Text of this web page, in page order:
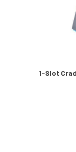
1-Slot